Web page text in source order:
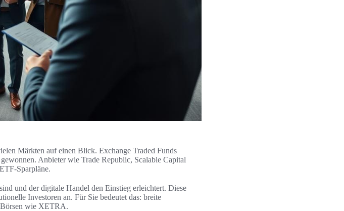
Märkten auf einen Blick. Exchange Traded Funds
Anbieter wie Trade Republic, Scalable Capital
Sparpläne.
und der digitale Handel den Einstieg erleichtert. Diese
Investoren an. Für Sie bedeutet das: breite
wie XETRA.